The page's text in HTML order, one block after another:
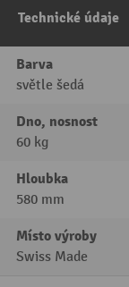
Technické údaje
Barva
světle šedá
Dno, nosnost
60 kg
Hloubka
580 mm
Místo výroby
Swiss Made